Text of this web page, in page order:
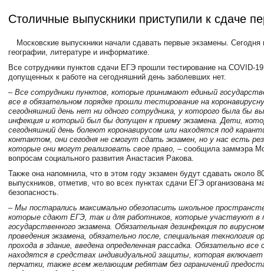
Столичные выпускники приступили к сдаче
Московские выпускники начали сдавать первые экзамены.
географии, литературе и информатике.
Все сотрудники пунктов сдачи ЕГЭ прошли тестирование на COVID-
допущенных к работе на сегодняшний день заболевших нет.
– Все сотрудники пунктов, которые принимают единый
все в обязательном порядке прошли тестирование на
сегодняшний день нет ни одного сотрудника, у которого была бы
инфекция и который был бы допущен к приему экзамена. Дети,
сегодняшний день болеют коронавирусом или находятся под
контактом, они сегодня не смогут сдать экзамен, но у нас есть
которые они могут реализовать свое право, – сообщила заммэра
вопросам социального развития Анастасия Ракова.
Также она напомнила, что в этом году экзамен будут сдавать около
выпускников, отметив, что во всех пунктах сдачи ЕГЭ организована
безопасность.
– Мы постарались максимально обезопасить школьное
которые сдают ЕГЭ, так и для работников, которые участвуют в
государственного экзамена. Обязательная дезинфекция по
проведения экзамена, обязательно после, специальная технология
прохода в здание, введена определенная рассадка. Обязательно все
находятся в средствах индивидуальной защиты, которая включает
перчатки, также всем желающим ребятам без ограничений